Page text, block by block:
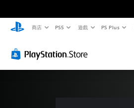
商店 PS5 遊戲 PS Plus